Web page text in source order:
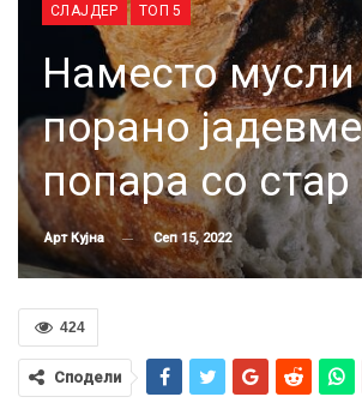
СЛАЈДЕР ТОП 5
Наместо мусли
порано јадевме
попара со стар
Арт Кујна Сеп 15, 2022
424
Сподели